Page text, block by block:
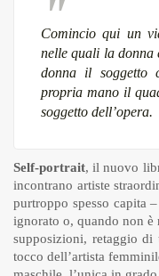
Comincio qui un
nelle quali la donna
donna il soggetto
propria mano il
soggetto dell’opera.
Self-portrait, il nuovo
incontrano artiste
purtroppo spesso capita
ignorato o, quando non
supposizioni, retaggio
tocco dell’artista